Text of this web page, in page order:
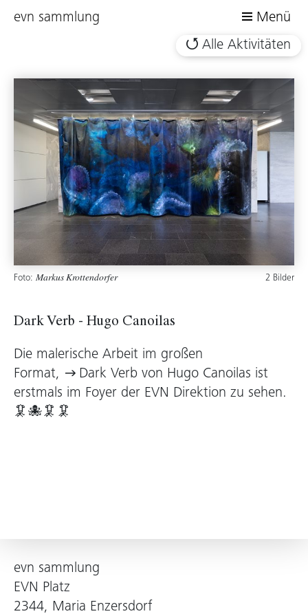
evn sammlung
Menü
Alle Aktivitäten
Foto: Markus Krottendorfer 2 Bilder
Dark Verb - Hugo Canoilas
Die malerische Arbeit im großen
Format,
Dark Verb von Hugo Canoilas ist
erstmals im Foyer der EVN Direktion zu sehen.
🦑🐙🦑🦑
evn sammlung
EVN Platz
2344, Maria Enzersdorf